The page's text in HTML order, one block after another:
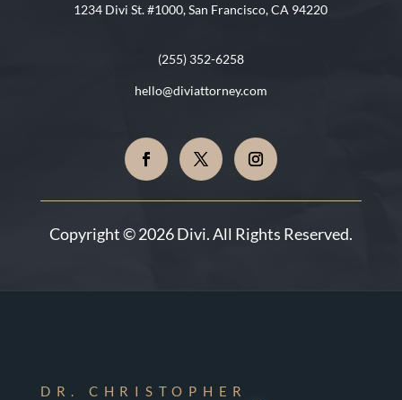
1234 Divi St. #1000, San Francisco, CA 94220
(255) 352-6258
hello@diviattorney.com
Copyright © 2026 Divi. All Rights Reserved.
DR. CHRISTOPHER